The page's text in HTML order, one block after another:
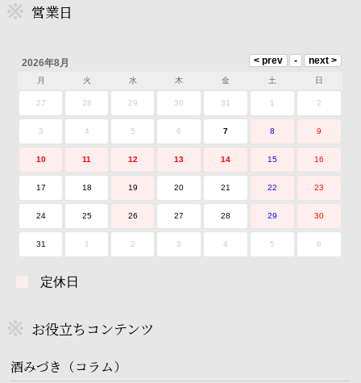
営業日
2026年8月
月 火 水 木 金 土 日
27 28 29 30 31 1 2
3 4 5 6 7 8 9
10 11 12 13 14 15 16
17 18 19 20 21 22 23
24 25 26 27 28 29 30
31 1 2 3 4 5 6
定休日
お役立ちコンテンツ
酒みづき（コラム）